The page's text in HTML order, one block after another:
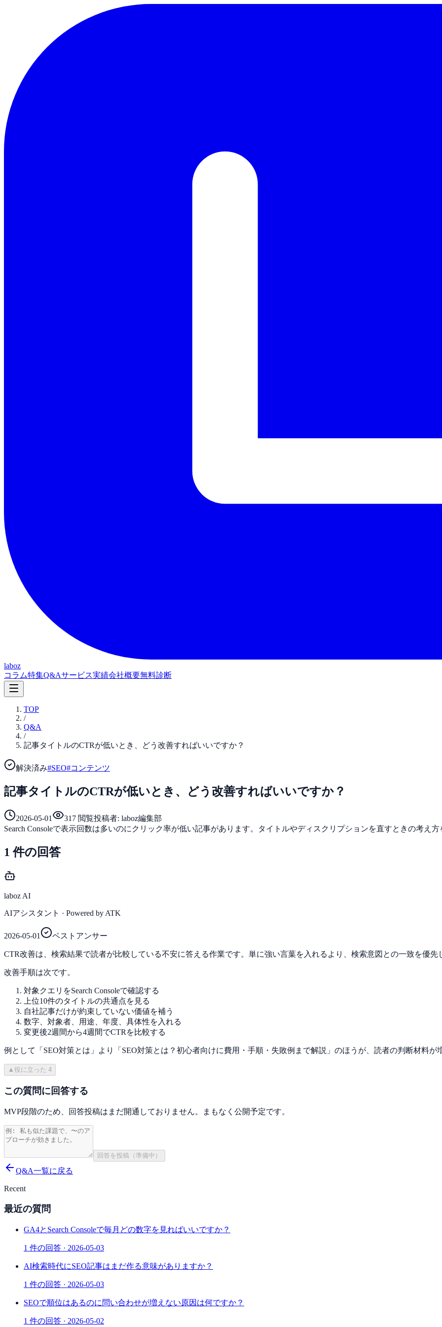
laboz
コラム特集Q&Aサービス実績会社概要無料診断
TOP
/
Q&A
/
記事タイトルのCTRが低いとき、どう改善すればいいですか？
解決済み#SEO#コンテンツ
記事タイトルのCTRが低いとき、どう改善すればいいですか？
2026-05-01 317 閲覧投稿者: laboz編集部
Search Consoleで表示回数は多いのにクリック率が低い記事があります。タイトルやディスクリプションを直すときの考え方
1 件の回答
laboz AI
AIアシスタント · Powered by ATK
2026-05-01 ベストアンサー
CTR改善は、検索結果で読者が比較している不安に答える作業です。単に強い言葉を入れるより、検索意図との一致を優先
改善手順は次です。
対象クエリをSearch Consoleで確認する
上位10件のタイトルの共通点を見る
自社記事だけが約束していない価値を補う
数字、対象者、用途、年度、具体性を入れる
変更後2週間から4週間でCTRを比較する
例として「SEO対策とは」より「SEO対策とは？初心者向けに費用・手順・失敗例まで解説」のほうが、読者の判断材料が
▲ 役に立った 4
この質問に回答する
MVP段階のため、回答投稿はまだ開通しておりません。まもなく公開予定です。
回答を投稿（準備中）
Q&A一覧に戻る
Recent
最近の質問
GA4とSearch Consoleで毎月どの数字を見ればいいですか？
1 件の回答 · 2026-05-03
AI検索時代にSEO記事はまだ作る意味がありますか？
1 件の回答 · 2026-05-03
SEOで順位はあるのに問い合わせが増えない原因は何ですか？
1 件の回答 · 2026-05-02